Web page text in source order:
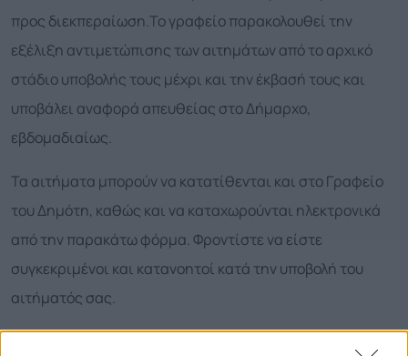
προς διεκπεραίωση.Το γραφείο παρακολουθεί την
εξέλιξη αντιμετώπισης των αιτημάτων από το αρχικό
στάδιο υποβολής τους μέχρι και την έκβασή τους και
υποβάλει αναφορά απευθείας στο Δήμαρχο,
εβδομαδιαίως.
Τα αιτήματα μπορούν να κατατίθενται και στο Γραφείο
του Δημότη, καθώς και να καταχωρούνται ηλεκτρονικά
από την παρακάτω φόρμα. Φροντίστε να είστε
συγκεκριμένοι και κατανοητοί κατά την υποβολή του
αιτήματός σας.